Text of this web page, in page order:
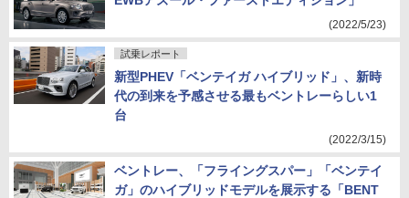
(2022/5/23)
試乗レポート
新型PHEV「ベンテイガ ハイブリッド」、新時
代の到来を予感させる最もベントレーらしい1
台
(2022/3/15)
ベントレー、「フライングスパー」「ベンテイ
ガ」のハイブリッドモデルを展示する「BENT